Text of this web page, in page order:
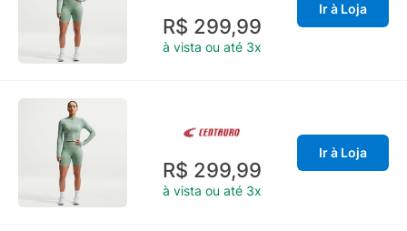
R$ 299,99
à vista ou até 3x
Ir à Loja
R$ 299,99
à vista ou até 3x
Ir à Loja